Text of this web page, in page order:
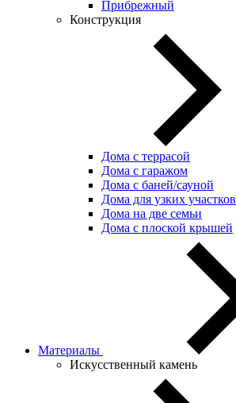
Прибрежный
Конструкция
Дома с террасой
Дома с гаражом
Дома с баней/сауной
Дома для узких участков
Дома на две семьи
Дома с плоской крышей
Материалы
Искусственный камень